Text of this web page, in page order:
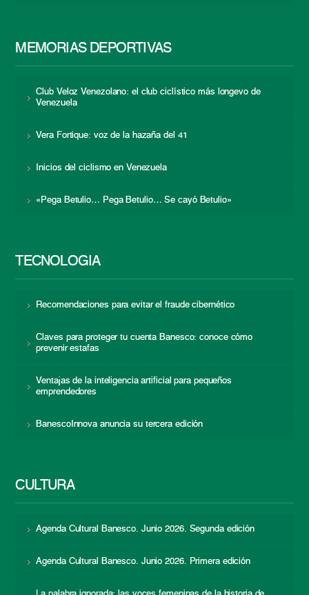
MEMORIAS DEPORTIVAS
Club Veloz Venezolano: el club ciclístico más longevo de
Venezuela
Vera Fortique: voz de la hazaña del 41
Inicios del ciclismo en Venezuela
«Pega Betulio… Pega Betulio… Se cayó Betulio»
TECNOLOGÍA
Recomendaciones para evitar el fraude cibernético
Claves para proteger tu cuenta Banesco: conoce cómo
prevenir estafas
Ventajas de la inteligencia artificial para pequeños
emprendedores
BanescoInnova anuncia su tercera edición
CULTURA
Agenda Cultural Banesco. Junio 2026. Segunda edición
Agenda Cultural Banesco. Junio 2026. Primera edición